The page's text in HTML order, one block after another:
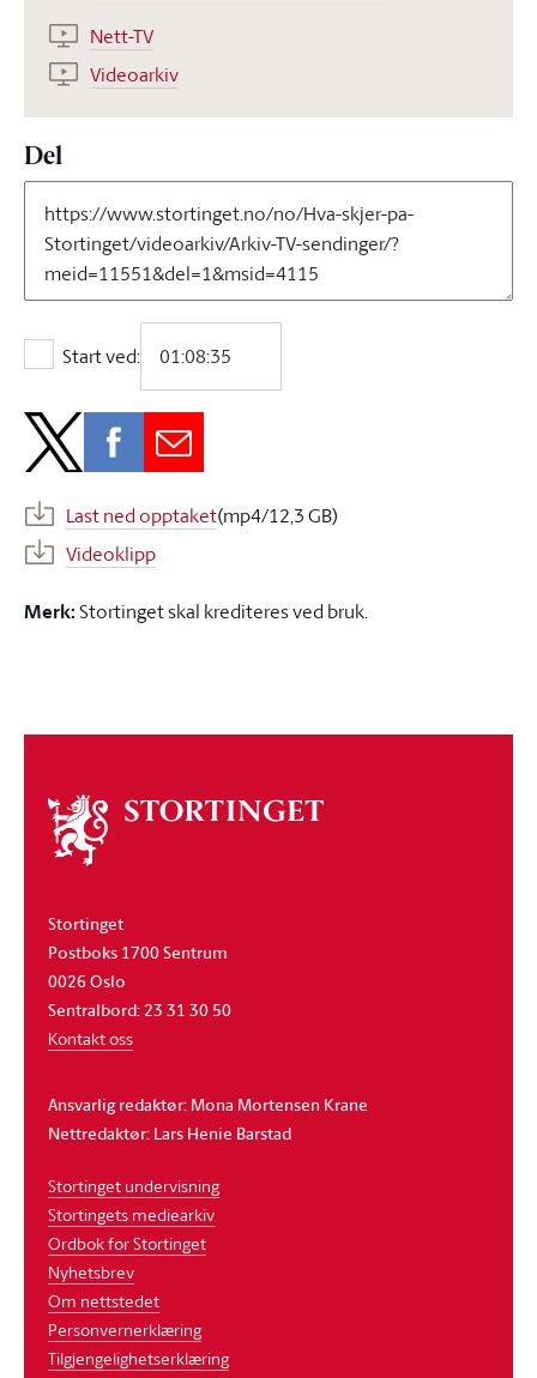
Nett-TV
Videoarkiv
Del
Start ved:
Start ved:
Last ned opptaket(mp4/12,3 GB)
Videoklipp
Merk:Stortinget skal krediteres ved bruk.
Om
stortinget
Stortinget
Postboks 1700 Sentrum
0026 Oslo
Sentralbord: 23 31 30 50
Kontakt oss
Ansvarlig redaktør: Mona Mortensen Krane
Nettredaktør: Lars Henie Barstad
Stortinget undervisning
Stortingets mediearkiv
Ordbok for Stortinget
Nyhetsbrev
Om nettstedet
Personvernerklæring
Tilgjengelighetserklæring